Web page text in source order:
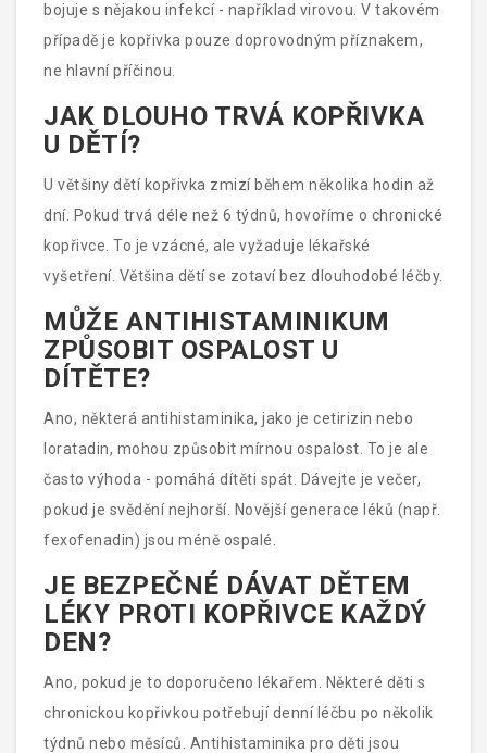
bojuje s nějakou infekcí - například virovou. V takovém
případě je kopřivka pouze doprovodným příznakem,
ne hlavní příčinou.
JAK DLOUHO TRVÁ KOPŘIVKA
U DĚTÍ?
U většiny dětí kopřivka zmizí během několika hodin až
dní. Pokud trvá déle než 6 týdnů, hovoříme o chronické
kopřivce. To je vzácné, ale vyžaduje lékařské
vyšetření. Většina dětí se zotaví bez dlouhodobé léčby.
MŮŽE ANTIHISTAMINIKUM
ZPŮSOBIT OSPALOST U
DÍTĚTE?
Ano, některá antihistaminika, jako je cetirizin nebo
loratadin, mohou způsobit mírnou ospalost. To je ale
často výhoda - pomáhá dítěti spát. Dávejte je večer,
pokud je svědění nejhorší. Novější generace léků (např.
fexofenadin) jsou méně ospalé.
JE BEZPEČNÉ DÁVAT DĚTEM
LÉKY PROTI KOPŘIVCE KAŽDÝ
DEN?
Ano, pokud je to doporučeno lékařem. Některé děti s
chronickou kopřivkou potřebují denní léčbu po několik
týdnů nebo měsíců. Antihistaminika pro děti jsou